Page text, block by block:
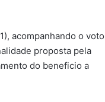
acompanhando o voto
proposta pela
do beneficio a